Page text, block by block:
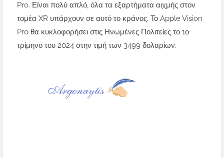
Pro. Είναι πολύ απλό, όλα τα εξαρτήματα αιχμής στον
τομέα XR υπάρχουν σε αυτό το κράνος. Το Apple Vision
Pro θα κυκλοφορήσει στις Ηνωμένες Πολιτείες το 1ο
τρίμηνο του 2024 στην τιμή των 3499 δολαρίων.